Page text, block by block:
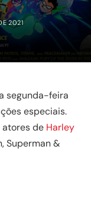
2021
segunda-feira
especiais.
atores de Harley
Superman &